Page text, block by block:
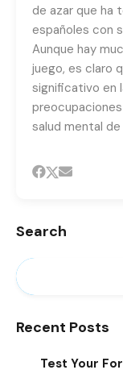
de azar que ha
españoles con
Aunque hay
juego, es claro
significativo en
salud mental
Search
Recent Posts
Test Your